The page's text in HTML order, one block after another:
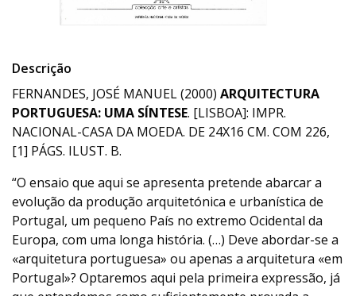
Descrição
FERNANDES, JOSÉ MANUEL (2000) ARQUITECTURA
PORTUGUESA: UMA SÍNTESE. [LISBOA]: IMPR.
NACIONAL-CASA DA MOEDA. DE 24X16 CM. COM 226,
[1] PÁGS. ILUST. B.
“O ensaio que aqui se apresenta pretende abarcar a
evolução da produção arquitetónica e urbanística de
Portugal, um pequeno País no extremo Ocidental da
Europa, com uma longa história. (…) Deve abordar-se a
«arquitetura portuguesa» ou apenas a arquitetura «em
Portugal»? Optaremos aqui pela primeira expressão, já